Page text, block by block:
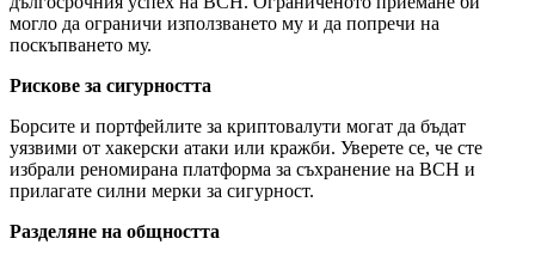
могло да ограничи използването му и да попречи на
поскъпването му.
Рискове за сигурността
Борсите и портфейлите за криптовалути могат да бъдат
уязвими от хакерски атаки или кражби. Уверете се, че сте
избрали реномирана платформа за съхранение на BCH и
прилагате силни мерки за сигурност.
Разделяне на общността